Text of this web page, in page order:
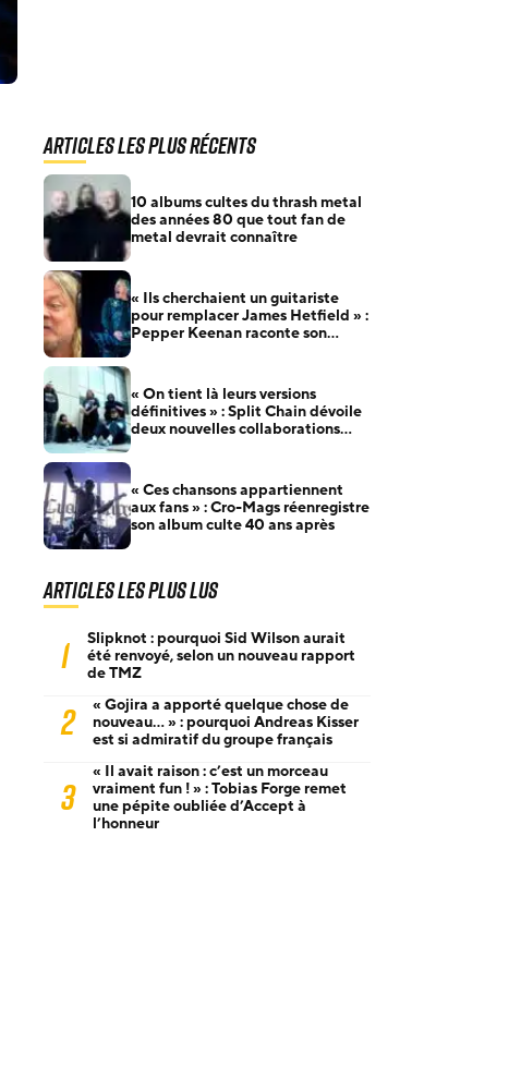
Articles les plus récents
10 albums cultes du thrash metal
des années 80 que tout fan de
metal devrait connaître
« Ils cherchaient un guitariste
pour remplacer James Hetfield » :
Pepper Keenan raconte son
« On tient là leurs versions
définitives » : Split Chain dévoile
deux nouvelles collaborations
« Ces chansons appartiennent
aux fans » : Cro-Mags réenregistre
son album culte 40 ans après
Articles les plus lus
1
Slipknot : pourquoi Sid Wilson aurait
été renvoyé, selon un nouveau rapport
de TMZ
2
« Gojira a apporté quelque chose de
nouveau… » : pourquoi Andreas Kisser
est si admiratif du groupe français
3
« Il avait raison : c’est un morceau
vraiment fun ! » : Tobias Forge remet
une pépite oubliée d’Accept à
l’honneur